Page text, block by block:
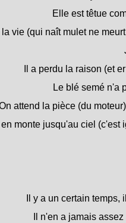
Elle est têtue
vie (qui naît mulet ne
Il a perdu la raison (et
Le blé semé n'a
attend la pièce (du
en monte jusqu'au ciel (c'est
Il y a un certain
Il n'en a jamais